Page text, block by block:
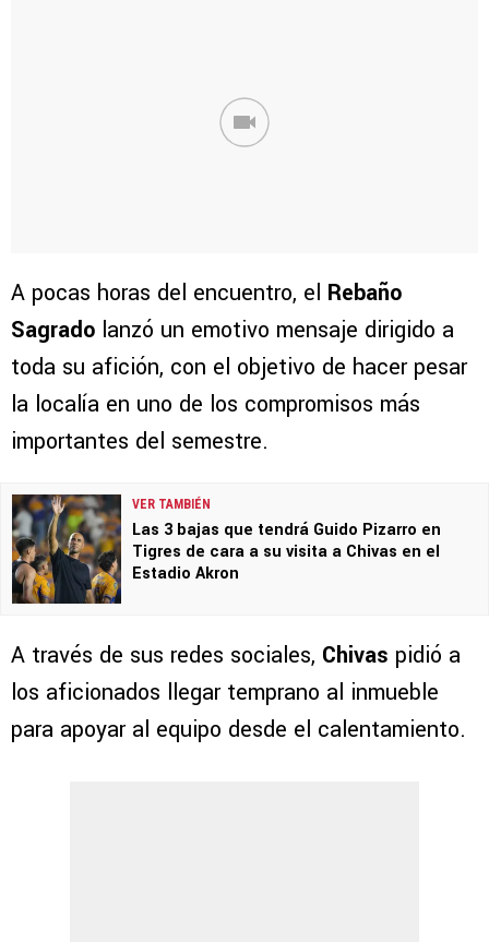
A pocas horas del encuentro, el Rebaño
Sagrado lanzó un emotivo mensaje dirigido a
toda su afición, con el objetivo de hacer pesar
la localía en uno de los compromisos más
importantes del semestre.
VER TAMBIÉN
Las 3 bajas que tendrá Guido Pizarro en
Tigres de cara a su visita a Chivas en el
Estadio Akron
A través de sus redes sociales, Chivas pidió a
los aficionados llegar temprano al inmueble
para apoyar al equipo desde el calentamiento.